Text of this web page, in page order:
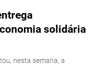
solidária
nesta semana, a